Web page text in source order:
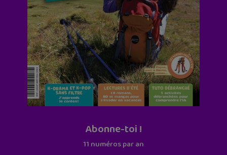
Abonne-toi !
11 numéros par an